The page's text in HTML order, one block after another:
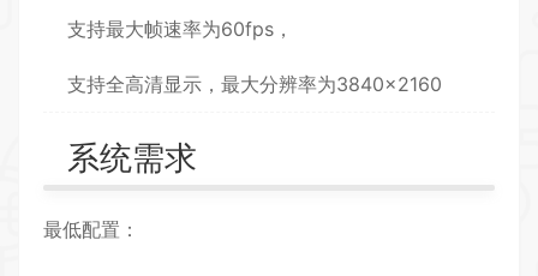
支持最大帧速率为60fps，
支持全高清显示，最大分辨率为3840×2160
系统需求
最低配置：